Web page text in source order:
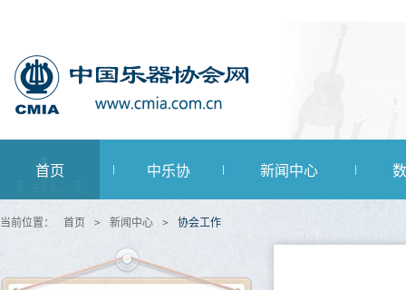
首页 中乐协 新闻中心
当前位置： 首页 > 新闻中心 > 协会工作